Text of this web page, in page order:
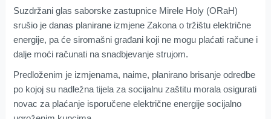
Suzdržani glas saborske zastupnice Mirele Holy (ORaH)
srušio je danas planirane izmjene Zakona o tržištu električne
energije, pa će siromašni građani koji ne mogu plaćati račune i
dalje moći računati na snadbjevanje strujom.
Predloženim je izmjenama, naime, planirano brisanje odredbe
po kojoj su nadležna tijela za socijalnu zaštitu morala osigurati
novac za plaćanje isporučene električne energije socijalno